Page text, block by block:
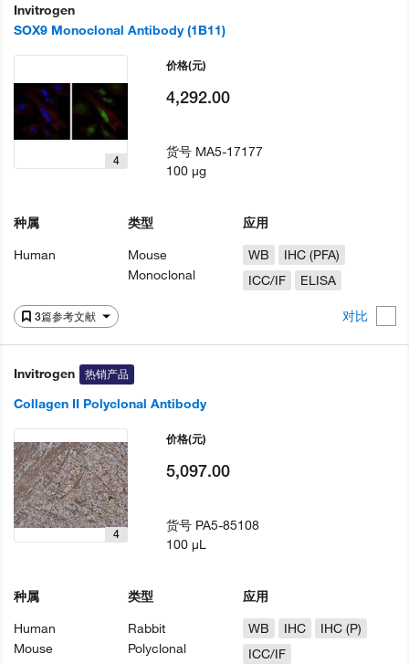
Invitrogen
SOX9 Monoclonal Antibody (1B11)
3篇参考文献 对比
4
种属
Human
类型
Mouse
Monoclonal
应用
WB
IHC (PFA)
ICC/IF
ELISA
价格(元)
4,292.00
货号 MA5-17177
100 µg
Invitrogen 热销产品
Collagen II Polyclonal Antibody
4
种属
Human
Mouse
类型
Rabbit
Polyclonal
应用
WB
IHC
IHC (P)
ICC/IF
价格(元)
5,097.00
货号 PA5-85108
100 µL